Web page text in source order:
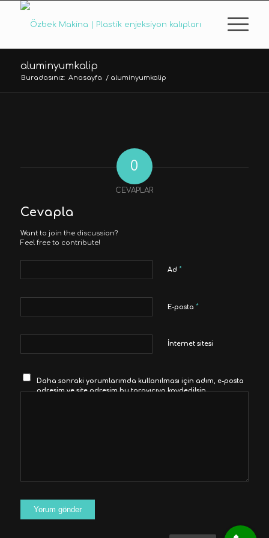
aluminyumkalip
Buradasınız: Anasayfa / aluminyumkalip
0
CEVAPLAR
Cevapla
Want to join the discussion?
Feel free to contribute!
Ad *
E-posta *
İnternet sitesi
Daha sonraki yorumlarımda kullanılması için adım, e-posta
adresim ve site adresim bu tarayıcıya kaydedilsin.